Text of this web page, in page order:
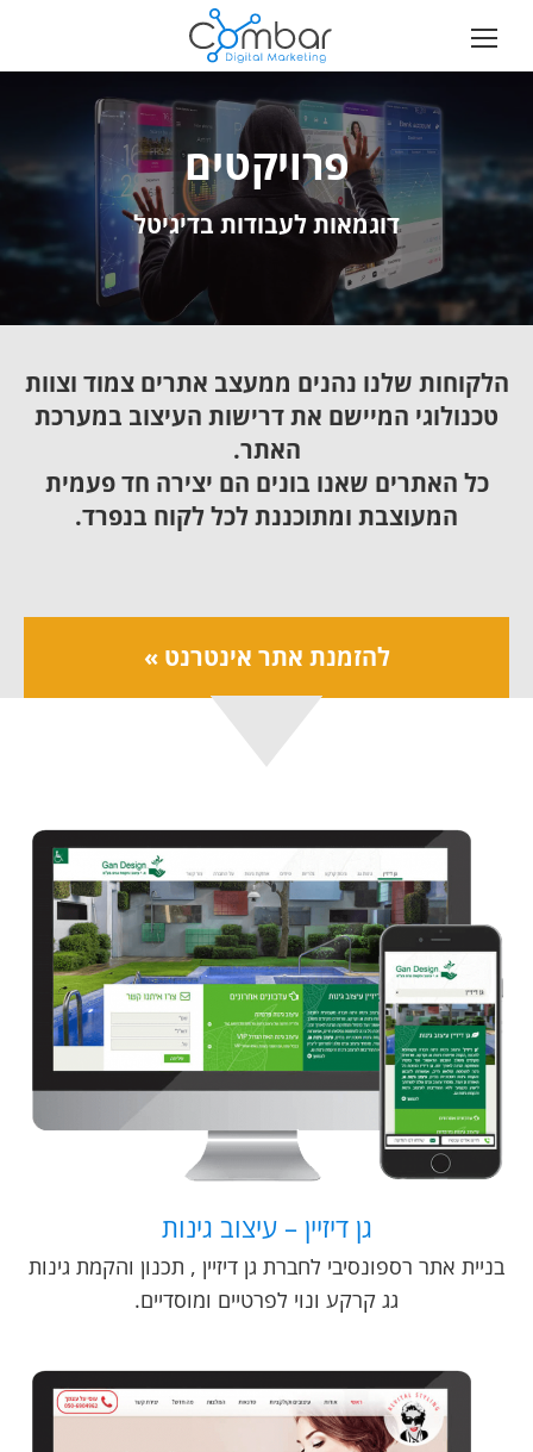
פרויקטים
דוגמאות לעבודות בדיגיטל
הלקוחות שלנו נהנים ממעצב אתרים צמוד וצוות
טכנולוגי המיישם את דרישות העיצוב במערכת
האתר.
כל האתרים שאנו בונים הם יצירה חד פעמית
המעוצבת ומתוכננת לכל לקוח בנפרד.
להזמנת אתר אינטרנט »
גן דיזיין – עיצוב גינות
בניית אתר רספונסיבי לחברת גן דיזיין , תכנון והקמת גינות
גג קרקע ונוי לפרטיים ומוסדיים.